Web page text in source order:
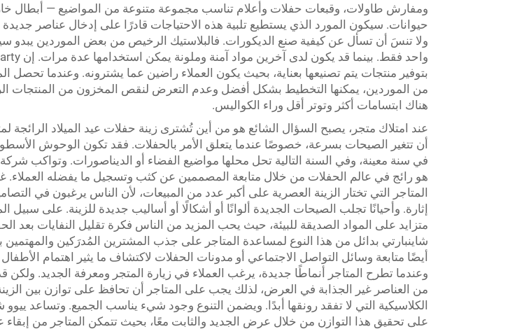
ومفارش طاولات، وقبعات حفلات وأعلام تناسب مجموعة متنوعة من المواضيع — أبطال
حيوانات. سيكون المورد الذي يستطيع تلبية هذه الاحتياجات قادرًا على إدخال عناصر
ولا تنسَ أن تسأل عن كيفية صنع الديكورات. فالبلاستيك الرخيص من بعض الموردين يبدو
بتوفير منتجات يتم تصنيعها بعناية، بحيث يكون العملاء راضين عما يشترونه. وعندما تحصل
من الموردين، يمكنها التخطيط بشكل أفضل وعدم التعرض لنقص المخزون من المنتجات
هناك ابتسامات أكثر وتوتر أقل وراء الكواليس.
عند امتلاك متجر، يصبح السؤال الشائع هو من أين تُشترى زينة حفلات عيد الميلاد الرائجة
أن تتغير الصيحات بسرعة، خصوصًا عندما يتعلق الأمر بالحفلات. فقد تكون الوحوش
في سنة معينة، وفي السنة التالية تحل محلها مواضيع الفضاء أو الديناصورات. وتواكب شركة
هو رائج في عالم الحفلات من خلال متابعة المصممين عن كثب وتسجيل ما يفضله العملاء.
المتاجر التي تختار الزينة العصرية على أكبر عدد من المبيعات، لأن الناس يرغبون في
إثارة. وأحيانًا تجلب الصيحات الجديدة ألوانًا أو أشكالًا أو أساليب جديدة للزينة. على سبيل
متزايد على المواد الصديقة للبيئة، حيث يحب المزيد من الناس فكرة تقليل النفايات بعد
شاينبارتي بدائل من هذا النوع لمساعدة المتاجر على جذب المشترين المُدرَكين والمهتمين
أيضًا متابعة وسائل التواصل الاجتماعي أو مدونات الحفلات لاكتشاف ما يثير اهتمام الأطفال
وعندما تطرح المتاجر أنماطًا جديدة، يرغب العملاء في زيارة المتجر ومعرفة الجديد. ولكن
من العناصر غير الجذابة في العرض، لذلك يجب على المتاجر أن تحافظ على توازن بين
الكلاسيكية التي لا تفقد رونقها أبدًا. ويضمن التنوع وجود شيء يناسب الجميع. وتساعد ييوو
على تحقيق هذا التوازن من خلال عرض الجديد والثابت معًا، بحيث تتمكن المتاجر من إبقاء